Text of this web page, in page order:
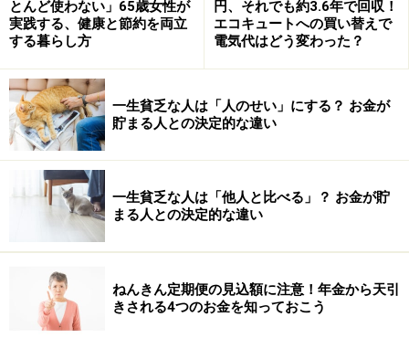
く……」という不安を和らげることもできるでしょう。ま
た、仕事をすることで、仕事を中心とした予定を組める
ようになるので、一定の生活リズムが維持できます。
「老後の過ごし方が分からない！」を解決
する準備2：没頭できる趣味を見つけておく
定年退職後の有り余る時間を「趣味」に打ち込むのはど
うでしょう。
今まで仕事に集中してきた方も、過去のどこかの時点で
「時間があれば、思い切り打ち込んでみたい！」と思っ
ていたもの、ことがあったかもしれません。まずは、過
とんど使わない」65歳女性が
実践する、健康と節約を両立
する暮らし方
円、それでも約3.6年で回収！
エコキュートへの買い替えで
電気代はどう変わった？
一生貧乏な人は「人のせい」にする？ お金が
貯まる人との決定的な違い
一生貧乏な人は「他人と比べる」？ お金が貯
まる人との決定的な違い
ねんきん定期便の見込額に注意！年金から天引
きされる4つのお金を知っておこう